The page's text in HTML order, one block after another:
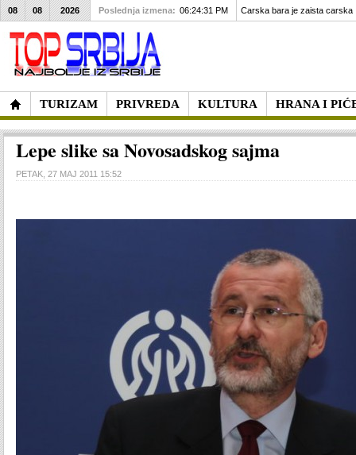
TURIZAM PRIVREDA KULTURA HRANA I
08 08 2026 Poslednja izmena: 06:24:31 PM Carska bara je zaista carska
Lepe slike sa Novosadskog sajma
PETAK, 27 MAJ 2011 15:52